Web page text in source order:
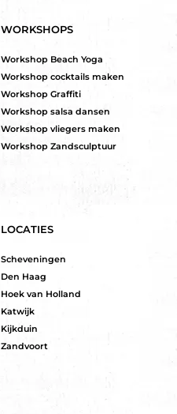
WORKSHOPS
Workshop Beach Yoga
Workshop cocktails maken
Workshop Graffiti
Workshop salsa dansen
Workshop vliegers maken
Workshop Zandsculptuur
LOCATIES
Scheveningen
Den Haag
Hoek van Holland
Katwijk
Kijkduin
Zandvoort